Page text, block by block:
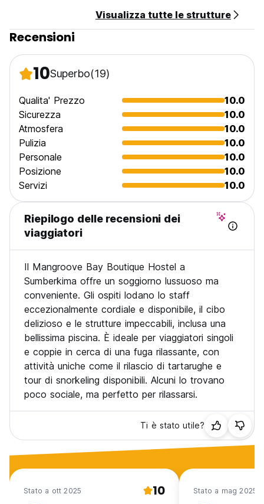
imparate l'apnea, fate un'escursione sulla collina per un'alba
panoramica, lasciatevi commuovere dalla magia di
Sumberkima. (Auto-translated from original language)
Visualizza tutte le strutture
Recensioni
10Superbo(19)
Qualita' Prezzo
10.0
Sicurezza
10.0
Atmosfera
10.0
Pulizia
10.0
Personale
10.0
Posizione
10.0
Servizi
10.0
Riepilogo delle recensioni dei
viaggiatori
Il Mangroove Bay Boutique Hostel a
Sumberkima offre un soggiorno lussuoso ma
conveniente. Gli ospiti lodano lo staff
eccezionalmente cordiale e disponibile, il cibo
delizioso e le strutture impeccabili, inclusa una
bellissima piscina. È ideale per viaggiatori singoli
e coppie in cerca di una fuga rilassante, con
attività uniche come il rilascio di tartarughe e
tour di snorkeling disponibili. Alcuni lo trovano
poco sociale, ma perfetto per rilassarsi.
Ti è stato utile?
Stato a ott 2025 10 Stato a mag 2025